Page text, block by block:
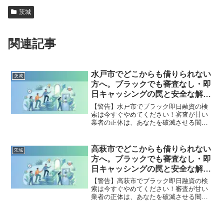
茨城
関連記事
茨城
水戸市でどこからも借りられない
方へ。ブラックでも審査なし・即
日キャッシングの罠と安全な解決
策
【警告】水戸市でブラック即日融資の検
索は今すぐやめてください！審査が甘い
業者の正体は、あなたを破滅させる闇金
市で違法業者を避け、借金地獄から抜け
出した方々の実体験と確実な解決策を完
全公開。
茨城
高萩市でどこからも借りられない
方へ。ブラックでも審査なし・即
日キャッシングの罠と安全な解決
策
【警告】高萩市でブラック即日融資の検
索は今すぐやめてください！審査が甘い
業者の正体は、あなたを破滅させる闇金